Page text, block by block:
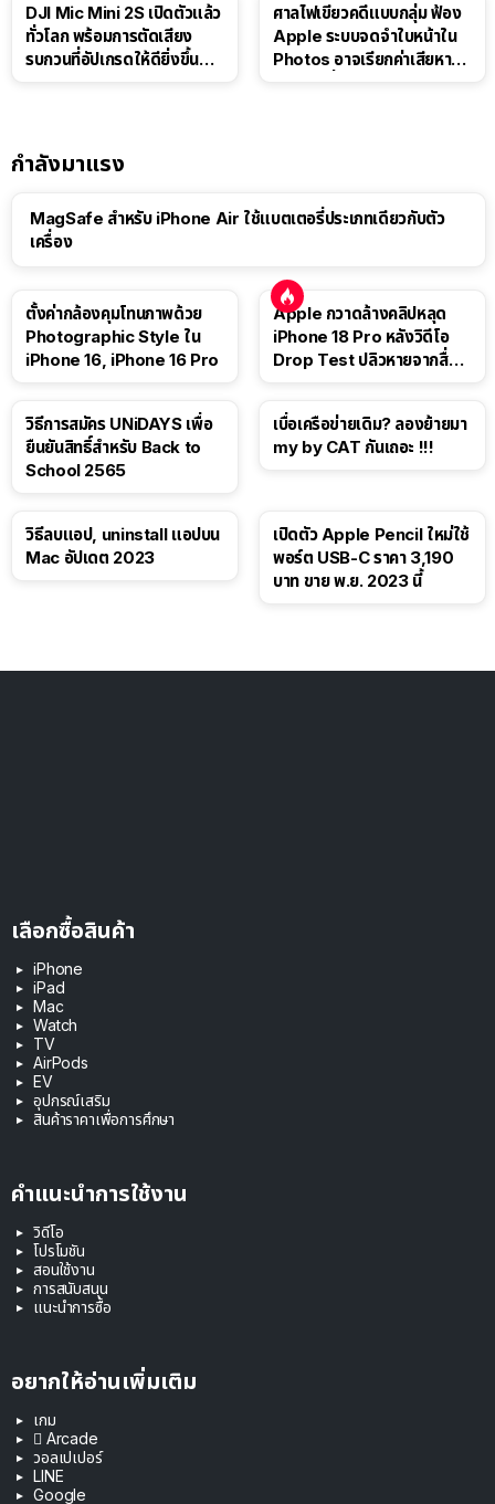
DJI Mic Mini 2S เปิดตัวแล้ว
ทั่วโลก พร้อมการตัดเสียง
รบกวนที่อัปเกรดให้ดียิ่งขึ้น
ศาลไฟเขียวคดีแบบกลุ่ม ฟ้อง
Apple ระบบจดจำใบหน้าใน
Photos อาจเรียกค่าเสียหาย
กำลังมาแรง
MagSafe สำหรับ iPhone Air ใช้แบตเตอรี่ประเภทเดียวกับตัว
เครื่อง
ตั้งค่ากล้องคุมโทนภาพด้วย
Photographic Style ใน
iPhone 16, iPhone 16 Pro
Apple กวาดล้างคลิปหลุด
iPhone 18 Pro หลังวิดีโอ
Drop Test ปลิวหายจากสื่อ
วิธีการสมัคร UNiDAYS เพื่อ
ยืนยันสิทธิ์สำหรับ Back to
School 2565
เบื่อเครือข่ายเดิม? ลองย้ายมา
my by CAT กันเถอะ !!!
วิธีลบแอป, uninstall แอปบน
Mac อัปเดต 2023
เปิดตัว Apple Pencil ใหม่ใช้
พอร์ต USB-C ราคา 3,190
บาท ขาย พ.ย. 2023 นี้
เลือกซื้อสินค้า
iPhone
iPad
Mac
Watch
TV
AirPods
EV
อุปกรณ์เสริม
สินค้าราคาเพื่อการศึกษา
คำแนะนำการใช้งาน
วิดีโอ
โปรโมชัน
สอนใช้งาน
การสนับสนุน
แนะนำการซื้อ
อยากให้อ่านเพิ่มเติม
เกม
 Arcade
วอลเปเปอร์
LINE
Google